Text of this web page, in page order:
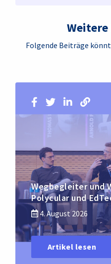
Folgende Beiträge
Wegbegleiter und
Polycular und
4. August 2026
Artikel lesen